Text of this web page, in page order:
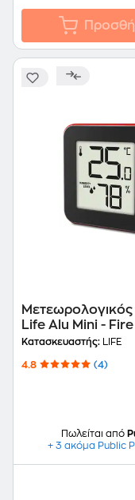
Life Alu Mini - Fire
Κατασκευαστής: LIFE
4.8 (4)
Πωλείται από
+ 3 ακόμα Public